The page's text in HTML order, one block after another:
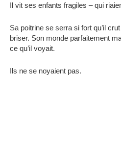
Il vit ses enfants fragiles – qui
Sa poitrine se serra si fort qu’il
briser. Son monde parfaitement
ce qu’il voyait.
Ils ne se noyaient pas.